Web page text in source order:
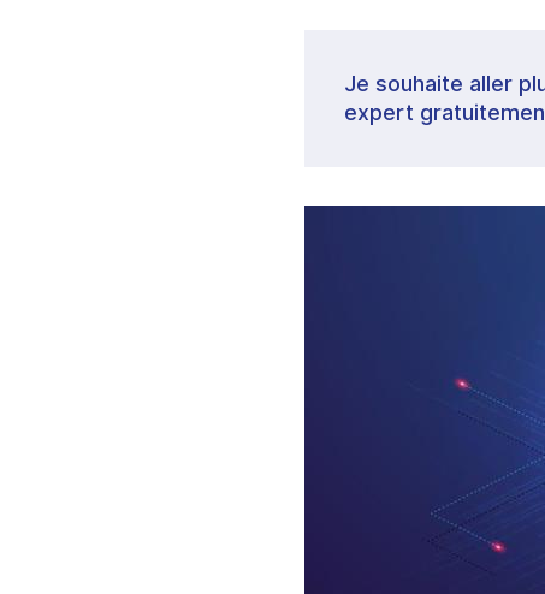
Je souhaite aller
expert